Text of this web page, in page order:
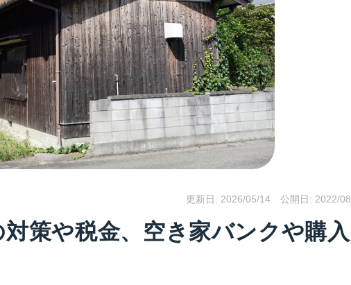
更新日: 2026/05/14 公開日: 2022/08
策や税金、空き家バンクや購入